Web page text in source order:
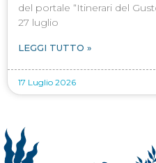
del portale “Itinerari del
27 luglio
LEGGI TUTTO »
17 Luglio 2026